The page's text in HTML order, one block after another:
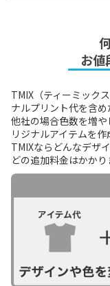
お値
TMIX（ティーミック
ナルプリント代を含め
他社の場合色数を増
リジナルアイテムを
TMIXならどんなデザ
どの追加料金はかかり